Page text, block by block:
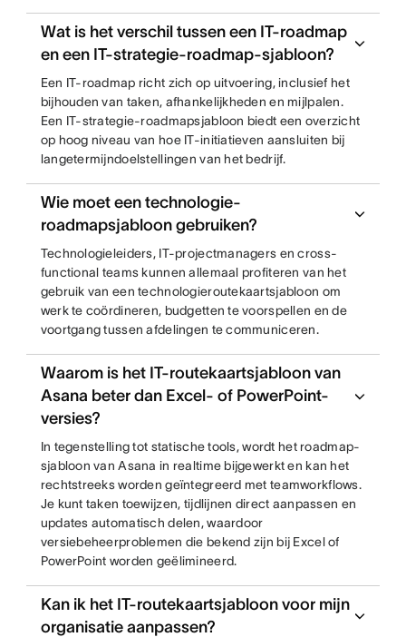
Wat is het verschil tussen een IT-roadmap
en een IT-strategie-roadmap-sjabloon?
Een IT-roadmap richt zich op uitvoering, inclusief het
bijhouden van taken, afhankelijkheden en mijlpalen.
Een IT-strategie-roadmapsjabloon biedt een overzicht
op hoog niveau van hoe IT-initiatieven aansluiten bij
langetermijndoelstellingen van het bedrijf.
Wie moet een technologie-
roadmapsjabloon gebruiken?
Technologieleiders, IT-projectmanagers en cross-
functional teams kunnen allemaal profiteren van het
gebruik van een technologieroutekaartsjabloon om
werk te coördineren, budgetten te voorspellen en de
voortgang tussen afdelingen te communiceren.
Waarom is het IT-routekaartsjabloon van
Asana beter dan Excel- of PowerPoint-
versies?
In tegenstelling tot statische tools, wordt het roadmap-
sjabloon van Asana in realtime bijgewerkt en kan het
rechtstreeks worden geïntegreerd met teamworkflows.
Je kunt taken toewijzen, tijdlijnen direct aanpassen en
updates automatisch delen, waardoor
versiebeheerproblemen die bekend zijn bij Excel of
PowerPoint worden geëlimineerd.
Kan ik het IT-routekaartsjabloon voor mijn
organisatie aanpassen?